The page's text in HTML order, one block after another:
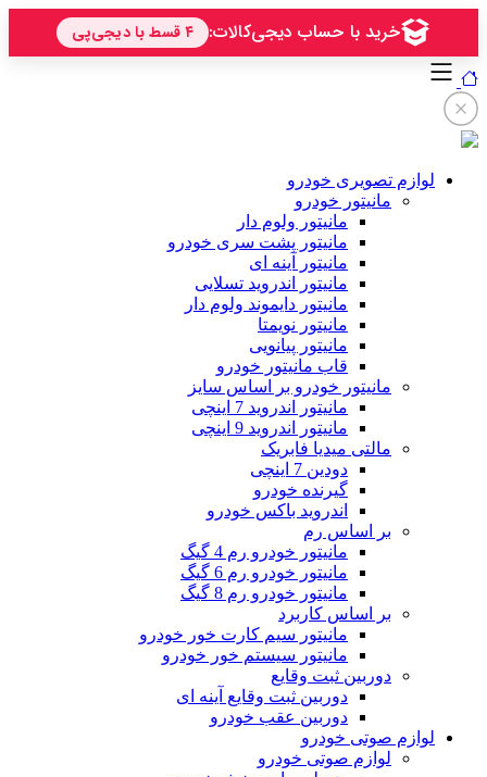
لوازم تصویری خودرو
مانیتور خودرو
مانیتور ولوم دار
مانیتور پشت سری خودرو
مانیتور آینه ای
مانیتور اندروید تسلایی
مانیتور دایموند ولوم دار
مانیتور نویمتا
مانیتور پیانویی
قاب مانیتور خودرو
مانیتور خودرو بر اساس سایز
مانیتور اندروید 7 اینچی
مانیتور اندروید 9 اینچی
مالتی میدیا فابریک
دودین 7 اینچی
گیرنده خودرو
اندروید باکس خودرو
بر اساس رم
مانیتور خودرو رم 4 گیگ
مانیتور خودرو رم 6 گیگ
مانیتور خودرو رم 8 گیگ
بر اساس کاربرد
مانیتور سیم کارت خور خودرو
مانیتور سیستم خور خودرو
دوربین ثبت وقایع
دوربین ثبت وقایع آینه ای
دوربین عقب خودرو
لوازم صوتی خودرو
لوازم صوتی خودرو